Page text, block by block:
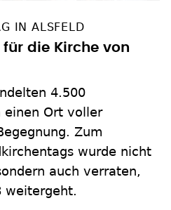
IN ALSFELD
die Kirche von
4.500
einen Ort voller
Zum
wurde nicht
auch verraten,
weitergeht.